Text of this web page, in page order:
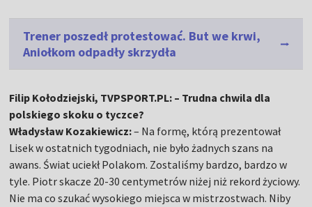
Trener poszedł protestować. But we krwi,
Aniołkom odpadły skrzydła
Filip Kołodziejski, TVPSPORT.PL: – Trudna chwila dla
polskiego skoku o tyczce?
Władysław Kozakiewicz:– Na formę, którą prezentował
Lisek w ostatnich tygodniach, nie było żadnych szans na
awans. Świat uciekł Polakom. Zostaliśmy bardzo, bardzo w
tyle. Piotr skacze 20-30 centymetrów niżej niż rekord życiowy.
Nie ma co szukać wysokiego miejsca w mistrzostwach. Niby